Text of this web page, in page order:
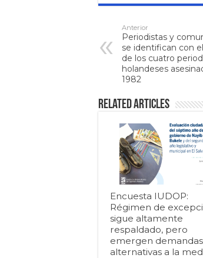
Anterior
Periodistas y
se identifican con
de los cuatro
holandeses
1982
Related Articles
Encuesta IUDOP:
Régimen de
sigue altamente
respaldado, pero
emergen
alternativas a la